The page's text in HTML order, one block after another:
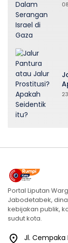
Portal Liputan
Jabodetabek,
kebijakan publik,
sudut kota.
Jl. Cempaka